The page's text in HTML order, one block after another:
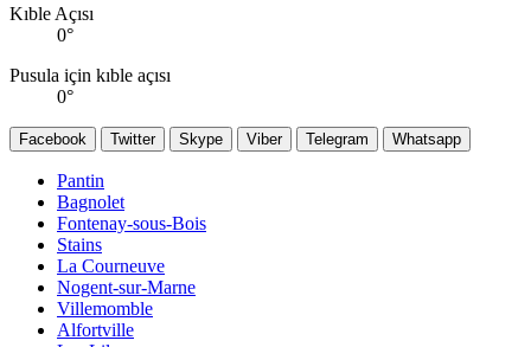
Kıble Açısı
0°
Pusula için kıble açısı
0°
Facebook Twitter Skype Viber Telegram Whatsapp
Pantin
Bagnolet
Fontenay-sous-Bois
Stains
La Courneuve
Nogent-sur-Marne
Villemomble
Alfortville